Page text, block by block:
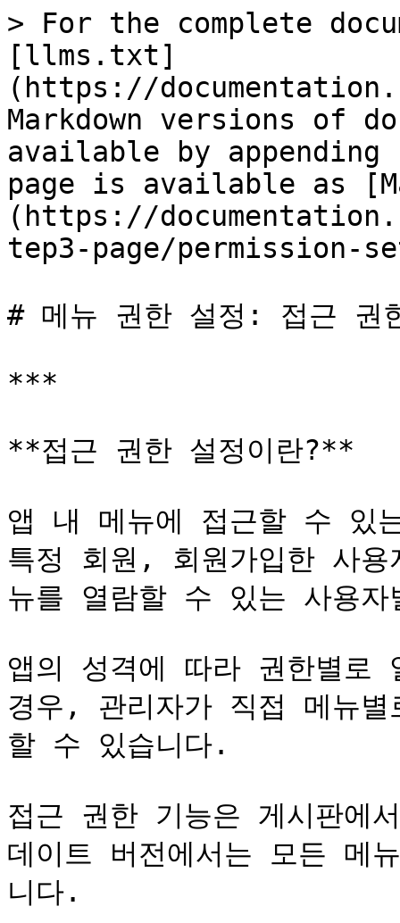
> For the complete
[llms.txt]
(https://
Markdown versions of
available by
page is available as
(https://
tep3-page/permission-
# 메뉴 권한 설정: 접근 권
***
**접근 권한 설정이란?**
앱 내 메뉴에 접근할 수 있
특정 회원, 회원가입한 사
뉴를 열람할 수 있는 사용
앱의 성격에 따라 권한별로
경우, 관리자가 직접 메뉴
할 수 있습니다.
접근 권한 기능은 게시판에
데이트 버전에서는 모든 메
니다.